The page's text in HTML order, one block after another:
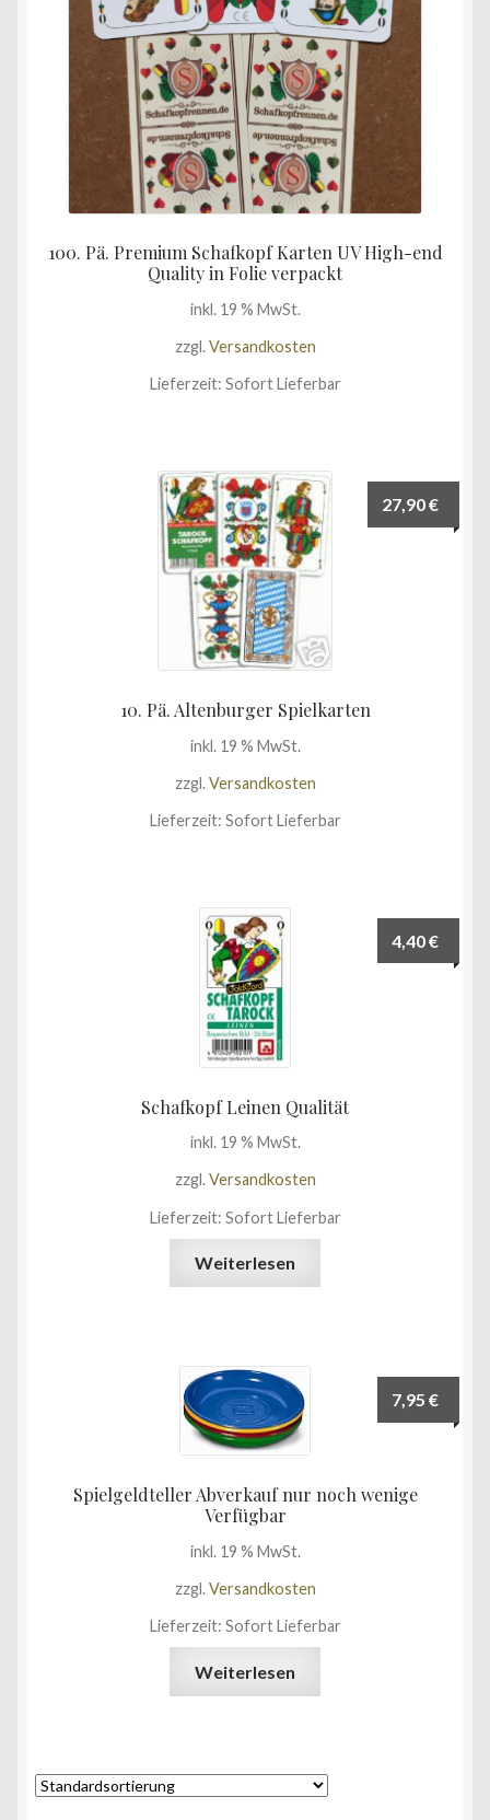
100. Pä. Premium Schafkopf Karten UV High-end
Quality in Folie verpackt
inkl. 19 % MwSt.
zzgl.Versandkosten
Lieferzeit: Sofort Lieferbar
10. Pä. Altenburger Spielkarten
27,90€
inkl. 19 % MwSt.
zzgl.Versandkosten
Lieferzeit: Sofort Lieferbar
Schafkopf Leinen Qualität
4,40€
inkl. 19 % MwSt.
zzgl.Versandkosten
Lieferzeit: Sofort Lieferbar
Weiterlesen
Spielgeldteller Abverkauf nur noch wenige
Verfügbar
7,95€
inkl. 19 % MwSt.
zzgl.Versandkosten
Lieferzeit: Sofort Lieferbar
Weiterlesen